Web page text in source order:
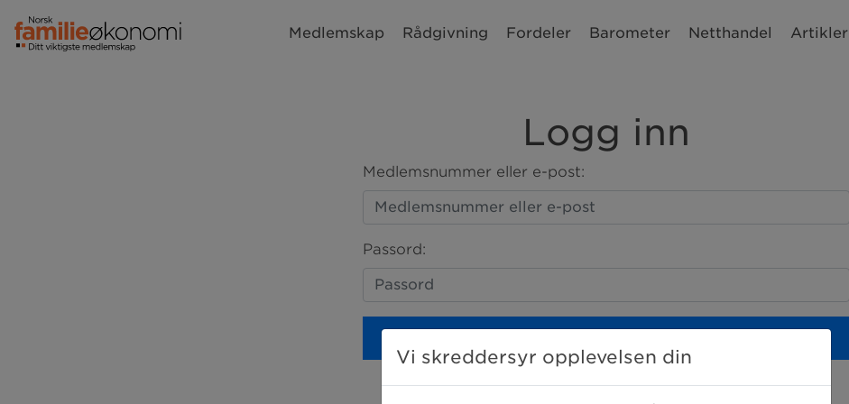
Medlemskap Rådgivning Fordeler Barometer Netthandel Artikler
Logg inn
Medlemsnummer eller e-post:
Passord:
Vi skreddersyr opplevelsen din